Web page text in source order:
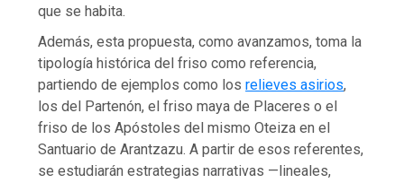
que se habita.
Además, esta propuesta, como avanzamos, toma la
tipología histórica del friso como referencia,
partiendo de ejemplos como losrelieves asirios,
los del Partenón, el friso maya de Placeres o el
friso de los Apóstoles del mismo Oteiza en el
Santuario de Arantzazu. A partir de esos referentes,
se estudiarán estrategias narrativas —lineales,